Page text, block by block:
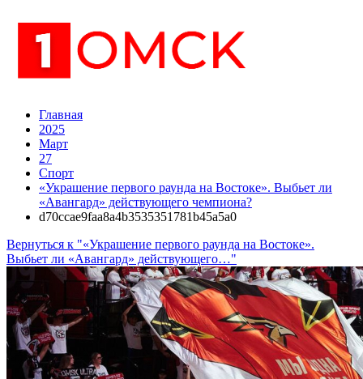
Главная
2025
Март
27
Спорт
«Украшение первого раунда на Востоке». Выбьет ли
«Авангард» действующего чемпиона?
d70ccae9faa8a4b3535351781b45a5a0
Вернуться к "«Украшение первого раунда на Востоке».
Выбьет ли «Авангард» действующего…"